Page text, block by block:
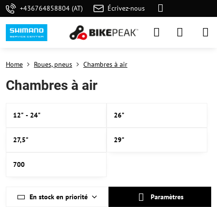
+436764858804 (AT) Écrivez-nous
Home Roues, pneus Chambres à air
Chambres à air
12" - 24" 26"
27,5" 29"
700
En stock en priorité Paramètres